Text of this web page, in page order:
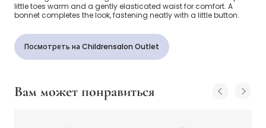
little toes warm and a gently elasticated waist for comfort. A
bonnet completes the look, fastening neatly with a little button.
Посмотреть на Childrensalon Outlet
Вам может понравиться